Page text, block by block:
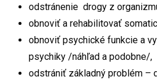
odstránenie drogy z
obnoviť a rehabilitovať
obnoviť psychické funkcie a
psychiky /náhľad a podobne/,
odstrániť základný problém –